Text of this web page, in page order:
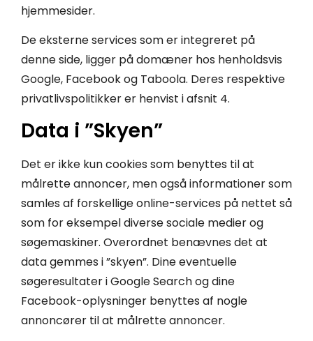
hjemmesider.
De eksterne services som er integreret på
denne side, ligger på domæner hos henholdsvis
Google, Facebook og Taboola. Deres respektive
privatlivspolitikker er henvist i afsnit 4.
Data i ”Skyen”
Det er ikke kun cookies som benyttes til at
målrette annoncer, men også informationer som
samles af forskellige online-services på nettet så
som for eksempel diverse sociale medier og
søgemaskiner. Overordnet benævnes det at
data gemmes i ”skyen”. Dine eventuelle
søgeresultater i Google Search og dine
Facebook-oplysninger benyttes af nogle
annoncører til at målrette annoncer.